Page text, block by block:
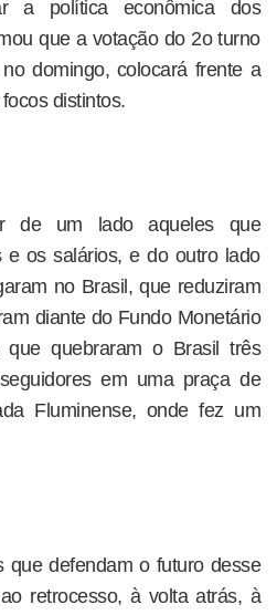
a política econômica dos
que a votação do 2o turno
domingo, colocará frente a
distintos.
de um lado aqueles que
e os salários, e do outro lado
no Brasil, que reduziram
diante do Fundo Monetário
que quebraram o Brasil três
em uma praça de
Fluminense, onde fez um
que defendam o futuro desse
retrocesso, à volta atrás, à